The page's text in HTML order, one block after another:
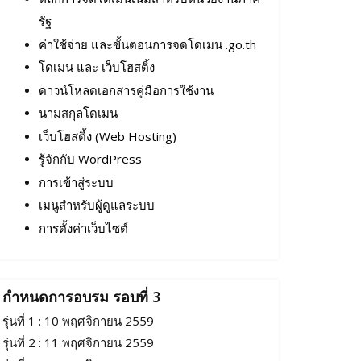
รัฐ
ค่าใช้จ่าย และขั้นตอนการจดโดเมน .go.th
โดเมน และ เว็บโฮสติ้ง
ดาวน์โหลดเอกสารคู่มือการใช้งาน
นามสกุลโดเมน
เว็บโฮสติ้ง (Web Hosting)
รู้จักกับ WordPress
การเข้าสู่ระบบ
เมนูสำหรับผู้ดูแลระบบ
การตั้งค่าเว็บไซต์
กำหนดการอบรม รอบที่ 3
รุ่นที่ 1 : 10 พฤศจิกายน 2559
รุ่นที่ 2 : 11 พฤศจิกายน 2559